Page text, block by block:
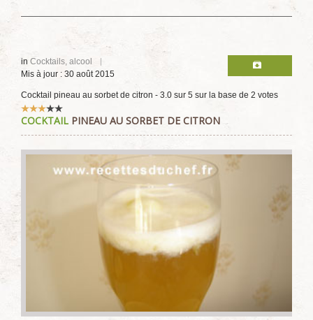
in Cocktails, alcool
Mis à jour : 30 août 2015
Cocktail pineau au sorbet de citron - 3.0 sur 5 sur la base de 2 votes
Vote
utilisateur:3 /5
COCKTAIL PINEAU AU SORBET DE CITRON